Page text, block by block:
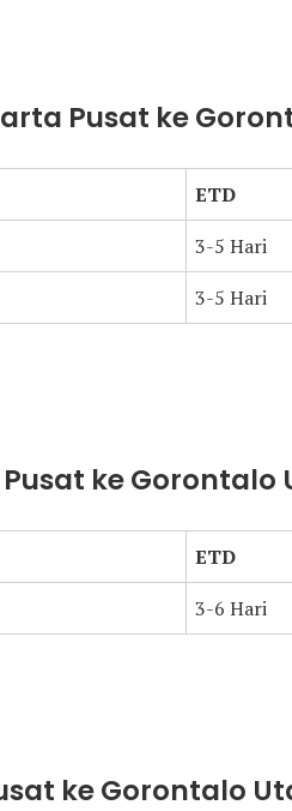
Pusat ke
ETD
3-5 Hari
3-5 Hari
ke Gorontalo
ETD
3-6 Hari
ke Gorontalo